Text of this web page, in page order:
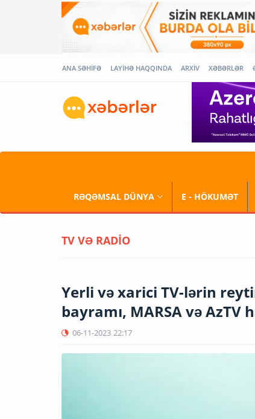
ANA SƏHİFƏ LAYİHƏ HAQQINDA ARXİV XƏBƏRLƏR
RƏQƏMSAL DÜNYA E - HÖKUMƏT
TV VƏ RADİO
Yerli və xarici TV-lərin
bayramı, MARSA və AzTV
06-11-2023 22:17